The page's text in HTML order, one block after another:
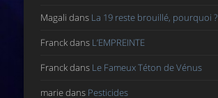
Magali dans La 19 reste brouillé, pourquoi ?
Franckdans L’EMPREINTE
Franckdans Le Fameux Téton de Vénus
mariedans Pesticides